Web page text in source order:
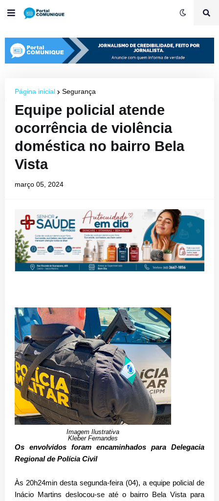
Página inicial Segurança
Equipe policial atende
ocorrência de violência
doméstica no bairro Bela
Vista
março 05, 2024
Imagem Ilustrativa
Kleber Fernandes
Os envolvidos foram encaminhados para Delegacia
Regional de Polícia Civil
Às 20h24min desta segunda-feira (04), a equipe policial de
Inácio Martins deslocou-se até o bairro Bela Vista para